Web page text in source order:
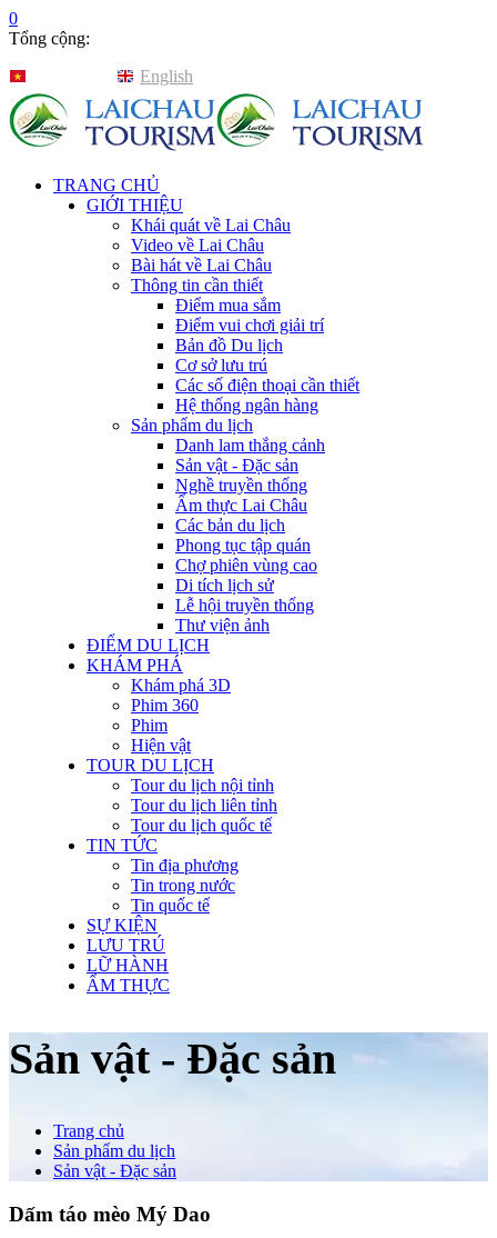
0
Tổng cộng:
English
TRANG CHỦ
GIỚI THIỆU
Khái quát về Lai Châu
Video về Lai Châu
Bài hát về Lai Châu
Thông tin cần thiết
Điểm mua sắm
Điểm vui chơi giải trí
Bản đồ Du lịch
Cơ sở lưu trú
Các số điện thoại cần thiết
Hệ thống ngân hàng
Sản phẩm du lịch
Danh lam thắng cảnh
Sản vật - Đặc sản
Nghề truyền thống
Ẩm thực Lai Châu
Các bản du lịch
Phong tục tập quán
Chợ phiên vùng cao
Di tích lịch sử
Lễ hội truyền thống
Thư viện ảnh
ĐIỂM DU LỊCH
KHÁM PHÁ
Khám phá 3D
Phim 360
Phim
Hiện vật
TOUR DU LỊCH
Tour du lịch nội tỉnh
Tour du lịch liên tỉnh
Tour du lịch quốc tế
TIN TỨC
Tin địa phương
Tin trong nước
Tin quốc tế
SỰ KIỆN
LƯU TRÚ
LỮ HÀNH
ẨM THỰC
Sản vật - Đặc sản
Trang chủ
Sản phẩm du lịch
Sản vật - Đặc sản
Dấm táo mèo Mý Dao